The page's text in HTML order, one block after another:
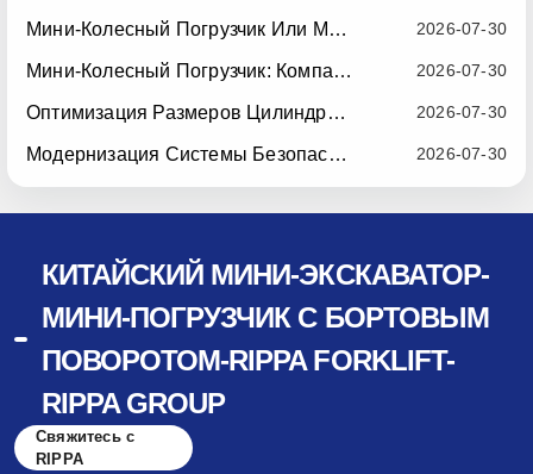
2026-07-30
Мини-Колесный Погрузчик Или Мини-Погрузчик С Боковым Приводом: Какая Компактная Машина Лучше Подходит Для Вашего Бизнеса?
2026-07-30
Мини-Колесный Погрузчик: Компактное Решение Для Эффективной Погрузочно-Разгрузочной Работы
2026-07-30
Оптимизация Размеров Цилиндра Ковша RIPPA R10 — Вступает В Силу 15 Июля 2026 Года
2026-07-30
Модернизация Системы Безопасности Сидений RIPPA R10/R06 — Вступает В Силу 22 Июля 2026 Года
КИТАЙСКИЙ МИНИ-ЭКСКАВАТОР-
МИНИ-ПОГРУЗЧИК С БОРТОВЫМ
ПОВОРОТОМ-RIPPA FORKLIFT-
RIPPA GROUP
Свяжитесь с
RIPPA